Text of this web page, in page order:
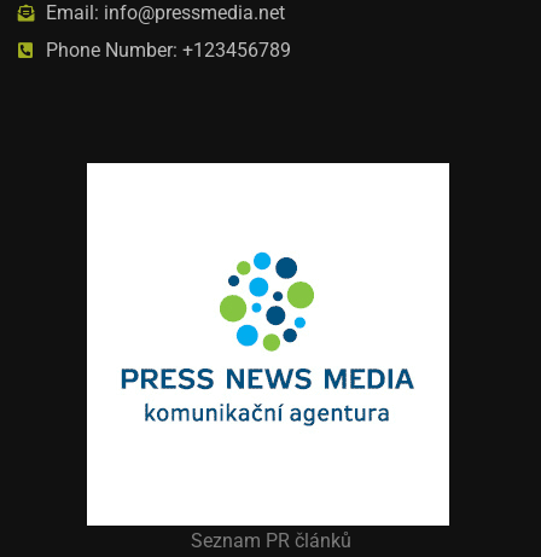
Email: info@pressmedia.net
Phone Number: +123456789
Seznam PR článků